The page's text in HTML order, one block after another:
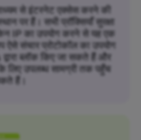
से इंटरनेट एक्सेस करने की
पर हैं। सभी प्रॉक्सियाँ सुरक्षा
IP का उपयोग करने से यह एक
संचार प्रोटोकॉल का उपयोग
ब्लॉक किए जा सकते हैं और
लिए उपलब्ध सामग्री तक पहुँच
हैं।